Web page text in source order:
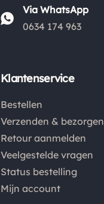
Via WhatsApp
0634 174 963
Klantenservice
Bestellen
Verzenden & bezorgen
Retour aanmelden
Veelgestelde vragen
Status bestelling
Mijn account